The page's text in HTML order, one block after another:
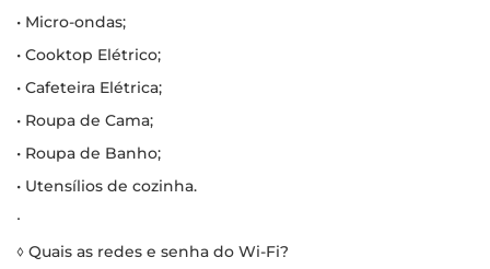
• Micro-ondas;
• Cooktop Elétrico;
• Cafeteira Elétrica;
• Roupa de Cama;
• Roupa de Banho;
• Utensílios de cozinha.
∙
◊ Quais as redes e senha do Wi-Fi?